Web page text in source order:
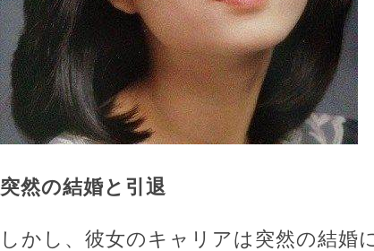
突然の結婚と引退
しかし、彼女のキャリアは突然の結婚